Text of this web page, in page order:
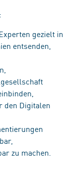
gezielt in
entsenden,
den Digitalen
zu machen.